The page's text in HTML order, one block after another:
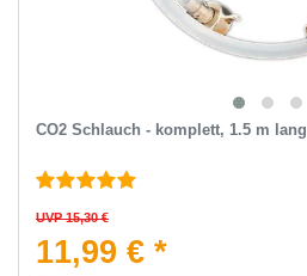
CO2 Schlauch - komplett, 1.5 m lang
UVP 15,30 €
11,99 € *